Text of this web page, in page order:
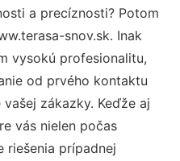
a precíznosti? Potom
snov.sk. Inak
vysokú profesionalitu,
od prvého kontaktu
zákazky. Keďže aj
vás nielen počas
riešenia prípadnej